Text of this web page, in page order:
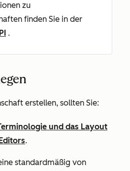
zu
finden Sie in der
.
erstellen, sollten Sie:
und das Layout
.
standardmäßig von